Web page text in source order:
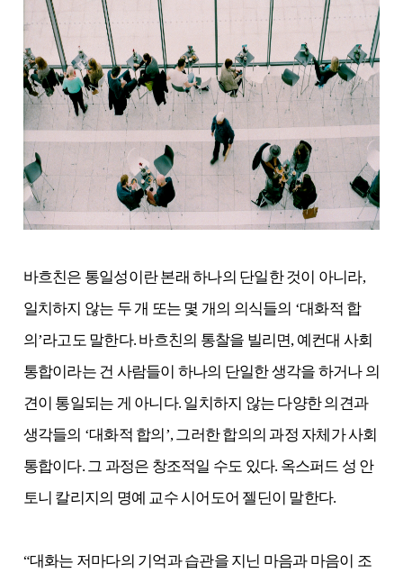
바흐친은 통일성이란 본래 하나의 단일한 것이 아니라,
일치하지 않는 두 개 또는 몇 개의 의식들의 ‘대화적 합
의’라고도 말한다. 바흐친의 통찰을 빌리면, 예컨대 사회
통합이라는 건 사람들이 하나의 단일한 생각을 하거나 의
견이 통일되는 게 아니다. 일치하지 않는 다양한 의견과
생각들의 ‘대화적 합의’, 그러한 합의의 과정 자체가 사회
통합이다. 그 과정은 창조적일 수도 있다. 옥스퍼드 성 안
토니 칼리지의 명예 교수 시어도어 젤딘이 말한다.
“대화는 저마다의 기억과 습관을 지닌 마음과 마음이 조